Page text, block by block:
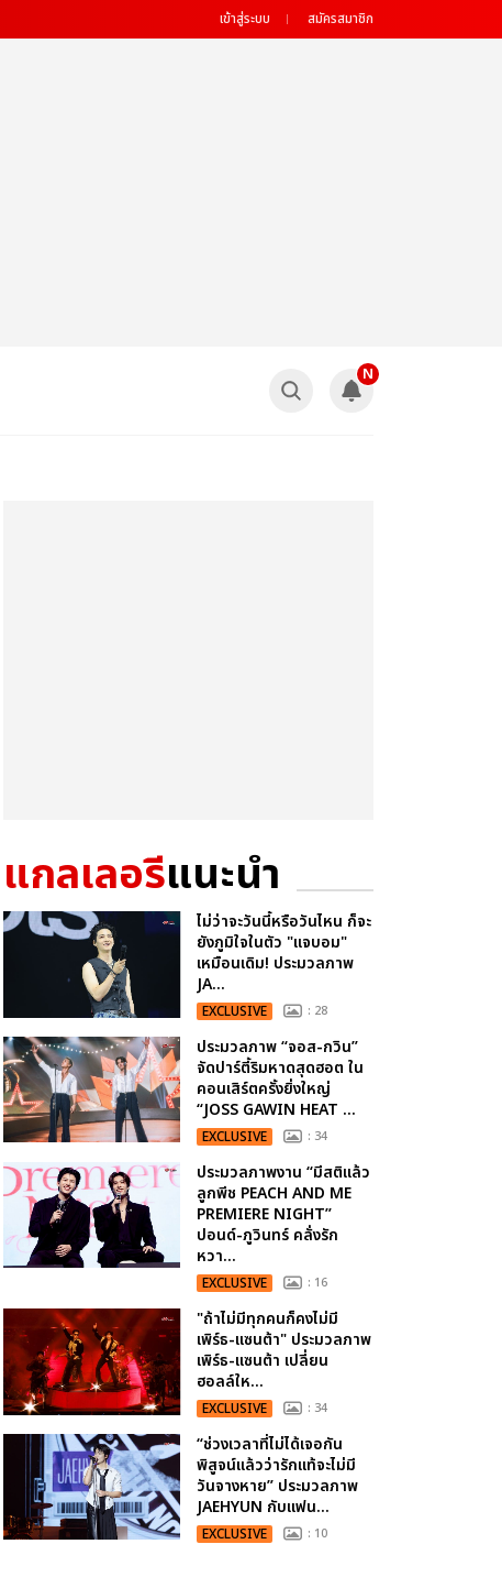
เข้าสู่ระบบ สมัครสมาชิก
N
แกลเลอรีแนะนำ
ไม่ว่าจะวันนี้หรือวันไหน ก็จะ
ยังภูมิใจในตัว "แจบอม"
เหมือนเดิม! ประมวลภาพ
JA...
EXCLUSIVE : 28
ประมวลภาพ “จอส-กวิน”
จัดปาร์ตี้ริมหาดสุดฮอต ใน
คอนเสิร์ตครั้งยิ่งใหญ่
“JOSS GAWIN HEAT ...
EXCLUSIVE : 34
ประมวลภาพงาน “มีสติแล้ว
ลูกพีช PEACH AND ME
PREMIERE NIGHT”
ปอนด์-ภูวินทร์ คลั่งรัก
หวา...
EXCLUSIVE : 16
"ถ้าไม่มีทุกคนก็คงไม่มี
เพิร์ธ-แซนต้า" ประมวลภาพ
เพิร์ธ-แซนต้า เปลี่ยน
ฮอลล์ให...
EXCLUSIVE : 34
“ช่วงเวลาที่ไม่ได้เจอกัน
พิสูจน์แล้วว่ารักแท้จะไม่มี
วันจางหาย” ประมวลภาพ
JAEHYUN กับแฟน...
EXCLUSIVE : 10